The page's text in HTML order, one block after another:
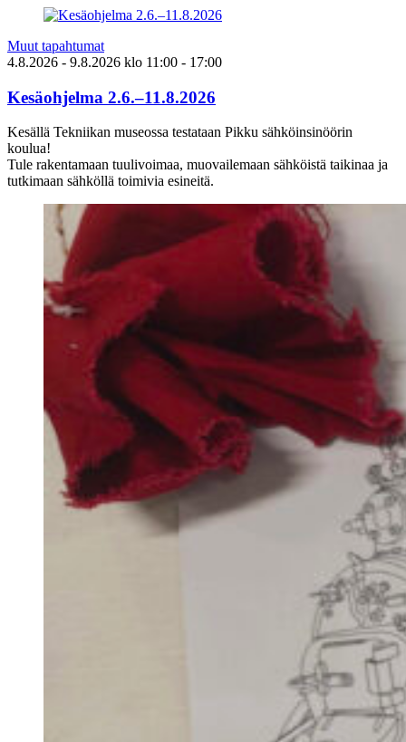
Muut tapahtumat
4.8.2026 - 9.8.2026 klo 11:00 - 17:00
Kesäohjelma 2.6.–11.8.2026
Kesällä Tekniikan museossa testataan Pikku sähköinsinöörin
koulua!
Tule rakentamaan tuulivoimaa, muovailemaan sähköistä taikinaa ja
tutkimaan sähköllä toimivia esineitä.